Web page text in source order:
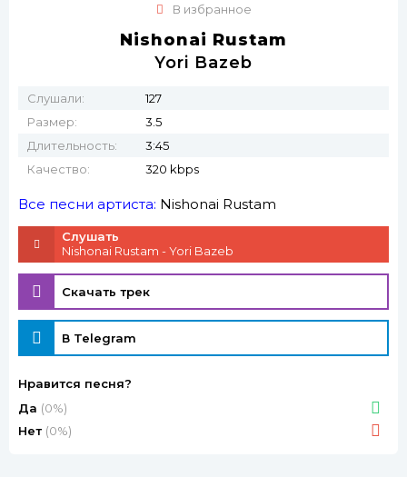
В избранное
Nishonai Rustam
Yori Bazeb
Слушали:
127
Размер:
3.5
Длительность:
3:45
Качество:
320 kbps
Все песни артиста: Nishonai Rustam
Слушать
Nishonai Rustam - Yori Bazeb
Скачать трек
В Telegram
Нравится песня?
Да (0%)
Нет (0%)